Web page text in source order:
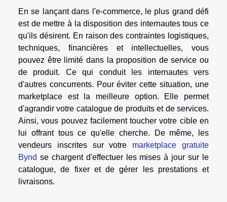
En se lançant dans l'e-commerce, le plus grand défi
est de mettre à la disposition des internautes tous ce
qu'ils désirent. En raison des contraintes logistiques,
techniques, financières et intellectuelles, vous
pouvez être limité dans la proposition de service ou
de produit. Ce qui conduit les internautes vers
d'autres concurrents. Pour éviter cette situation, une
marketplace est la meilleure option. Elle permet
d'agrandir votre catalogue de produits et de services.
Ainsi, vous pouvez facilement toucher votre cible en
lui offrant tous ce qu'elle cherche. De même, les
vendeurs inscrites sur votre marketplace gratuite
Bynd se chargent d'effectuer les mises à jour sur le
catalogue, de fixer et de gérer les prestations et
livraisons.